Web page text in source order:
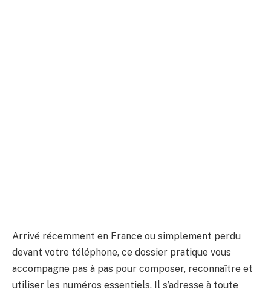
Arrivé récemment en France ou simplement perdu
devant votre téléphone, ce dossier pratique vous
accompagne pas à pas pour composer, reconnaître et
utiliser les numéros essentiels. Il s’adresse à toute